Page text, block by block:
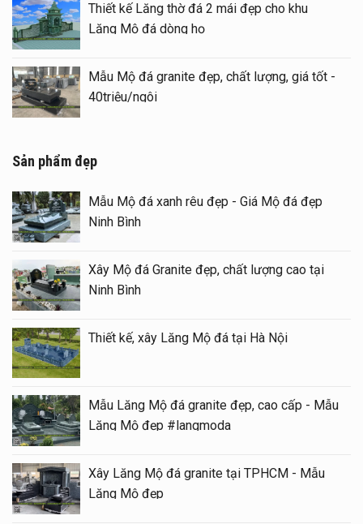
Thiết kế Lăng thờ đá 2 mái đẹp cho khu
Lăng Mộ đá dòng họ
Mẫu Mộ đá granite đẹp, chất lượng, giá tốt -
40triệu/ngôi
Sản phẩm đẹp
Mẫu Mộ đá xanh rêu đẹp - Giá Mộ đá đẹp
Ninh Bình
Xây Mộ đá Granite đẹp, chất lượng cao tại
Ninh Bình
Thiết kế, xây Lăng Mộ đá tại Hà Nội
Mẫu Lăng Mộ đá granite đẹp, cao cấp - Mẫu
Lăng Mộ đẹp #langmoda
Xây Lăng Mộ đá granite tại TPHCM - Mẫu
Lăng Mộ đẹp